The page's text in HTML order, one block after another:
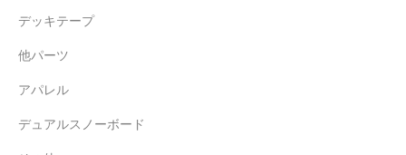
デッキテープ
他パーツ
アパレル
デュアルスノーボード